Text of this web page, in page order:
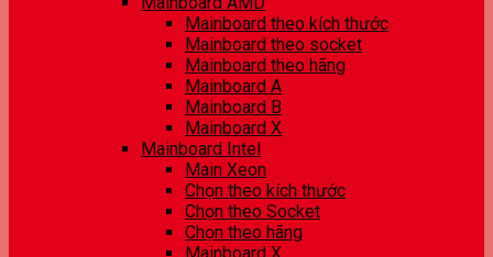
Mainboard theo kích thước
Mainboard theo socket
Mainboard theo hãng
Mainboard A
Mainboard B
Mainboard X
Mainboard Intel
Main Xeon
Chọn theo kích thước
Chọn theo Socket
Chọn theo hãng